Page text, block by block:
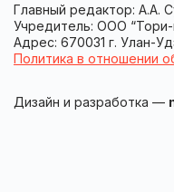
Главный редактор: А.А.
Учредитель: ООО “Тори-
Адрес: 670031 г. Улан-
Политика в отношении
Дизайн и разработка —